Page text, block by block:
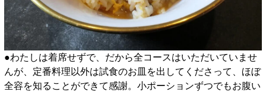
●わたしは着席せずで、だから全コースはいただいていませ
んが、定番料理以外は試食のお皿を出してくださって、ほぼ
全容を知ることができて感謝。小ポーションずつでもお腹い